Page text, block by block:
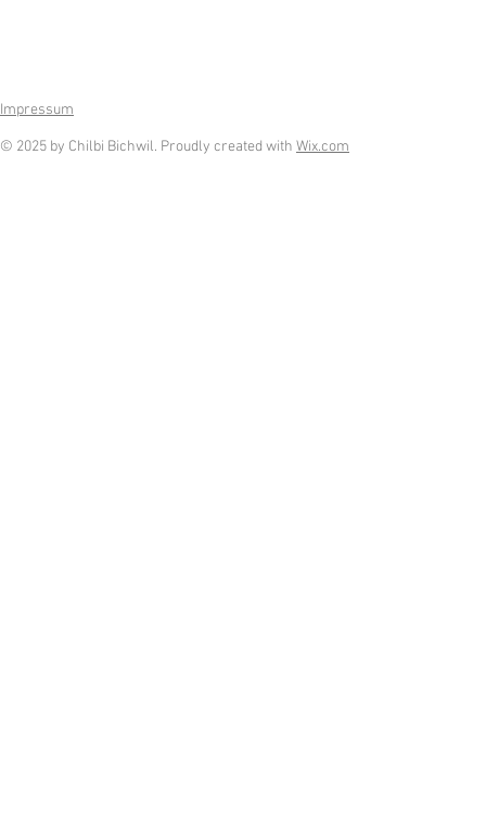
Impressum
© 2025 by Chilbi Bichwil. Proudly created with Wix.com